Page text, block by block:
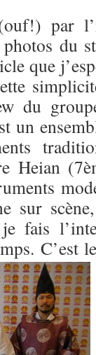
par
du
que
du
un
Heian
sur
fais
C’est